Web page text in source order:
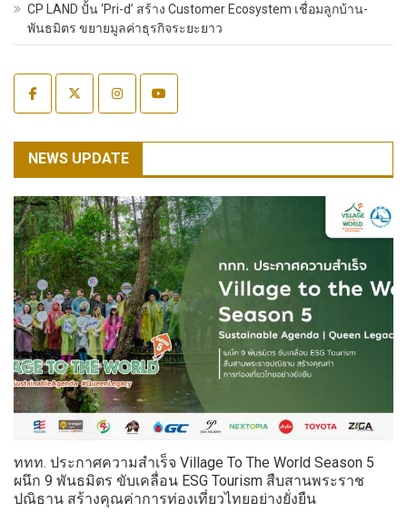
CP LAND ปั้น ‘Pri-d’ สร้าง Customer Ecosystem เชื่อมลูกบ้าน-
พันธมิตร ขยายมูลค่าธุรกิจระยะยาว
NEWS UPDATE
ททท. ประกาศความสำเร็จ Village To The World Season 5
ผนึก 9 พันธมิตร ขับเคลื่อน ESG Tourism สืบสานพระราช
ปณิธาน สร้างคุณค่าการท่องเที่ยวไทยอย่างยั่งยืน